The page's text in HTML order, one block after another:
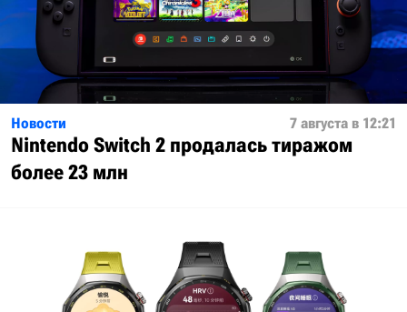
Новости 7 августа в 12:21
Nintendo Switch 2 продалась тиражом
более 23 млн